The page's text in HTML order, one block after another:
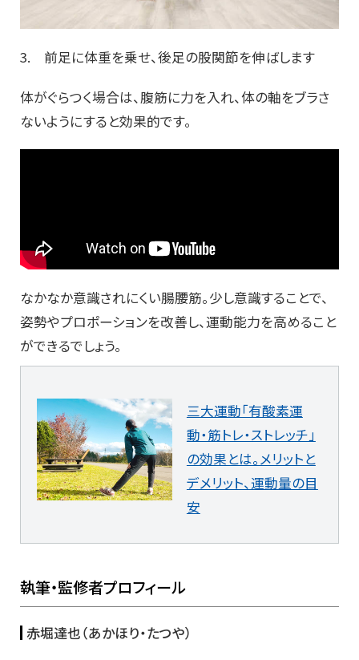
3. 前足に体重を乗せ、後足の股関節を伸ばします
体がぐらつく場合は、腹筋に力を入れ、体の軸をブラさ
ないようにすると効果的です。
なかなか意識されにくい腸腰筋。少し意識することで、
姿勢やプロポーションを改善し、運動能力を高めること
ができるでしょう。
三大運動「有酸素運
動・筋トレ・ストレッチ」
の効果とは。メリットと
デメリット、運動量の目
安
執筆・監修者プロフィール
赤堀達也（あかほり・たつや）